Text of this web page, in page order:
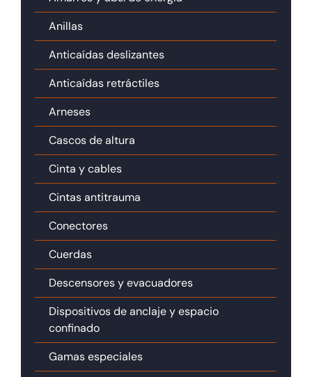
Anillas
Anticaídas deslizantes
Anticaídas retráctiles
Arneses
Cascos de altura
Cinta y cables
Cintas antitrauma
Conectores
Cuerdas
Descensores y evacuadores
Dispositivos de anclaje y espacio
confinado
Gamas especiales